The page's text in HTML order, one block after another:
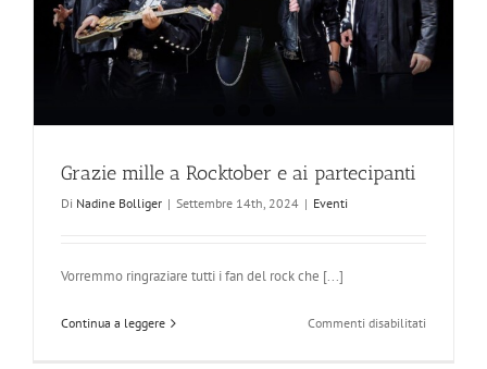
Grazie mille a Rocktober e ai partecipanti
Di Nadine Bolliger | Settembre 14th, 2024 | Eventi
Vorremmo ringraziare tutti i fan del rock che [...]
Continua a leggere Commenti disabilitati